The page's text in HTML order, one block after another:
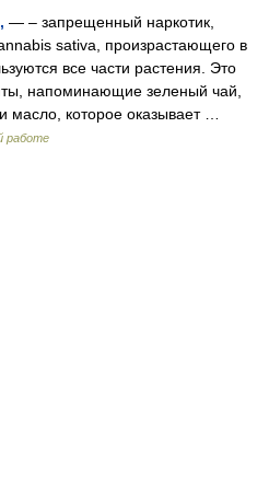
— – запрещенный наркотик,
sativa, произрастающего в
все части растения. Это
напоминающие зеленый чай,
масло, которое оказывает …
работе